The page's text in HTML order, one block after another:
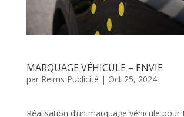
MARQUAGE VÉHICULE – ENVIE
par Reims Publicité | Oct 25, 2024
Réalisation d’un marquage véhicule pour